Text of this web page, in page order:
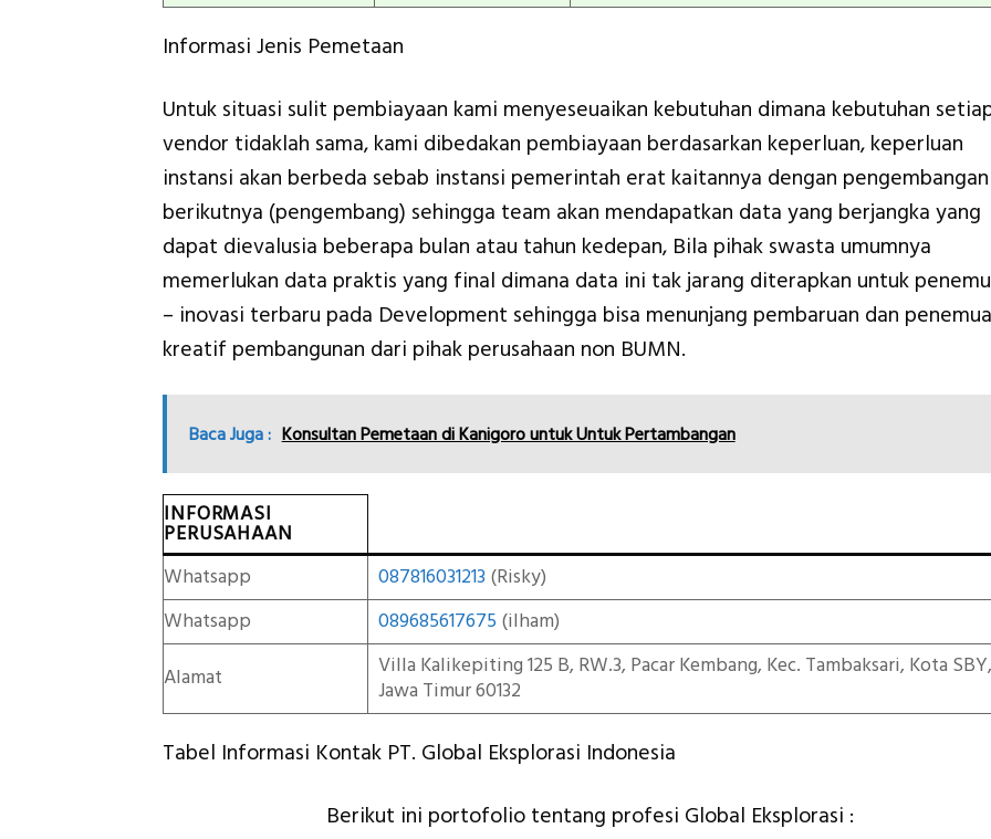
Informasi Jenis Pemetaan
Untuk situasi sulit pembiayaan kami menyeseuaikan kebutuhan dimana kebutuhan
vendor tidaklah sama, kami dibedakan pembiayaan berdasarkan keperluan, keperluan
instansi akan berbeda sebab instansi pemerintah erat kaitannya dengan pengembangan
berikutnya (pengembang) sehingga team akan mendapatkan data yang berjangka yang
dapat dievalusia beberapa bulan atau tahun kedepan, Bila pihak swasta umumnya
memerlukan data praktis yang final dimana data ini tak jarang diterapkan untuk
– inovasi terbaru pada Development sehingga bisa menunjang pembaruan dan
kreatif pembangunan dari pihak perusahaan non BUMN.
Baca Juga : Konsultan Pemetaan di Kanigoro untuk Untuk Pertambangan
INFORMASI
PERUSAHAAN
Whatsapp
087816031213 (Risky)
Whatsapp
089685617675 (ilham)
Alamat
Villa Kalikepiting 125 B, RW.3, Pacar Kembang, Kec. Tambaksari, Kota SBY,
Jawa Timur 60132
Tabel Informasi Kontak PT. Global Eksplorasi Indonesia
Berikut ini portofolio tentang profesi Global Eksplorasi :